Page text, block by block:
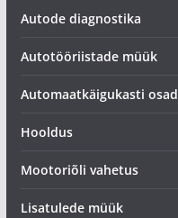
Autode diagnostika
Autotööriistade müük
Automaatkäigukasti osad
Hooldus
Mootoriõli vahetus
Lisatulede müük